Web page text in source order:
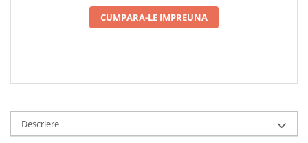
CUMPARA-LE IMPREUNA
Descriere